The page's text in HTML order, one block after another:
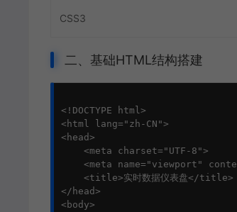
CSS3
二、基础HTML结构搭建
<!DOCTYPE html>
<html lang="zh-CN">
<head>
    <meta charset="UTF-8">
<meta name="viewport"
    <title>实时数据仪表盘</title>
</head>
<body>